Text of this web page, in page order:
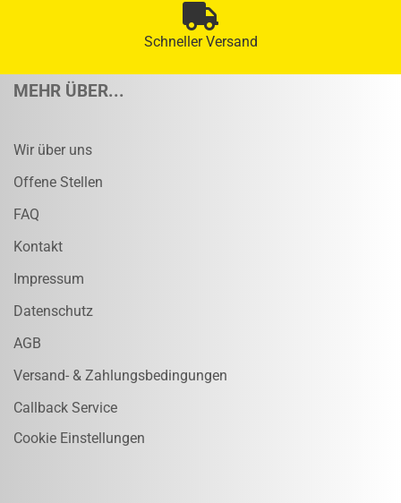
Schneller Versand
MEHR ÜBER...
Wir über uns
Offene Stellen
FAQ
Kontakt
Impressum
Datenschutz
AGB
Versand- & Zahlungsbedingungen
Callback Service
Cookie Einstellungen